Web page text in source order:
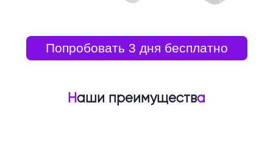
Попробовать 3 дня бесплатно
Наши преимущества